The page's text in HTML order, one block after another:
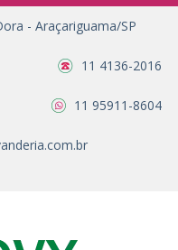
- Araçariguama/SP
11 4136-2016
11 95911-8604